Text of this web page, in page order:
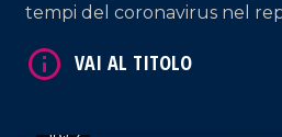
tempi del coronavirus nel
dott. Vincenzo Ciconte. E